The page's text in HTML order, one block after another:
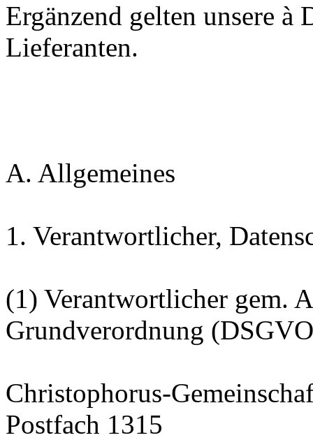
Ergänzend gelten unsere
Lieferanten.
A. Allgemeines
1. Verantwortlicher,
(1) Verantwortlicher gem.
Grundverordnung
Christophorus-
Postfach 1315